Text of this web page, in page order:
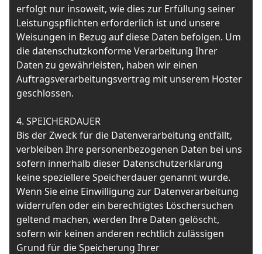
erfolgt nur insoweit, wie dies zur Erfüllung seiner
Leistungspflichten erforderlich ist und unsere
Weisungen in Bezug auf diese Daten befolgen. Um
die datenschutzkonforme Verarbeitung Ihrer
Daten zu gewährleisten, haben wir einen
Auftragsverarbeitungsvertrag mit unserem Hoster
geschlossen.
4. SPEICHERDAUER
Bis der Zweck für die Datenverarbeitung entfällt,
verbleiben Ihre personenbezogenen Daten bei uns
sofern innerhalb dieser Datenschutzerklärung
keine speziellere Speicherdauer genannt wurde.
Wenn Sie eine Einwilligung zur Datenverarbeitung
widerrufen oder ein berechtigtes Löschersuchen
geltend machen, werden Ihre Daten gelöscht,
sofern wir keinen anderen rechtlich zulässigen
Grund für die Speicherung Ihrer